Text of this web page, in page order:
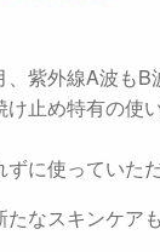
紫外線A波も
け止め特有の
に使っていた
なスキンケア